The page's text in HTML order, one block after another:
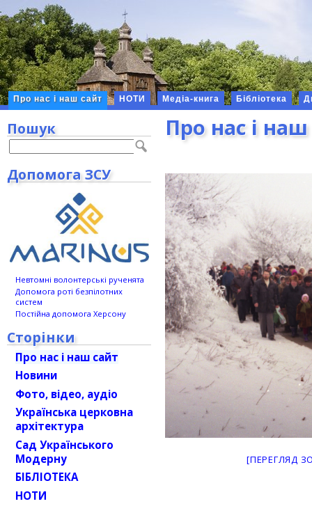
Про нас і наш сайт НОТИ Медіа-книга Бібліотека
Про нас і
[ПЕРЕГЛЯД
Пошук
Допомога ЗСУ
Невтомні волонтерські рученята
Допомога роті безпілотних
систем
Постійна допомога Херсону
Сторінки
Про нас і наш сайт
Новини
Фото, відео, аудіо
Українська церковна
архітектура
Сад Українського
Модерну
БІБЛІОТЕКА
НОТИ